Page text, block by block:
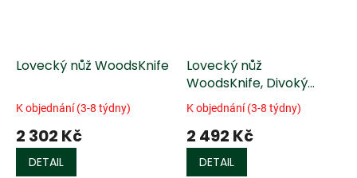
Lovecký nůž WoodsKnife
K objednání (3-8 týdny)
2 302 Kč
DETAIL
Lovecký nůž
WoodsKnife, Divoký
medvěd
K objednání (3-8 týdny)
2 492 Kč
DETAIL